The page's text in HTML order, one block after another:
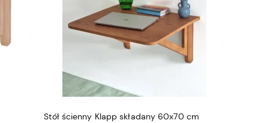
Stół ścienny Klapp składany 60x70 cm